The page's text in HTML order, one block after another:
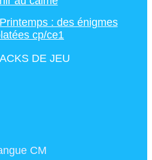
: des énigmes
cp/ce1
DE JEU
CM